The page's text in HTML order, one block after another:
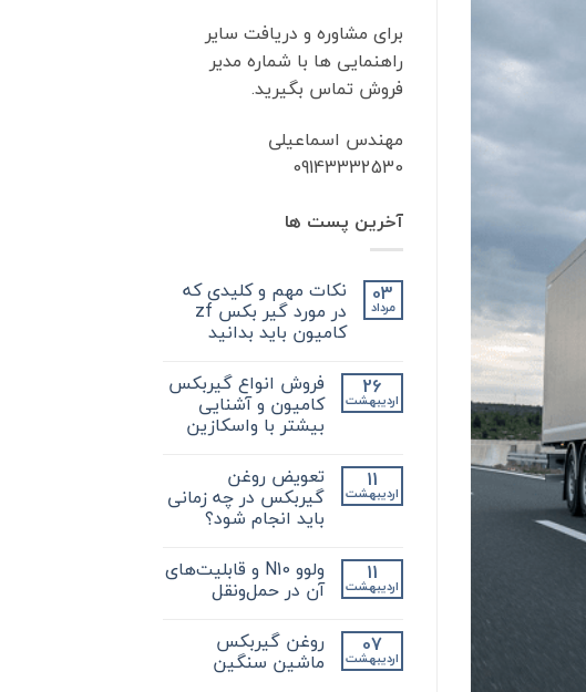
برای مشاوره و دریافت سایر
راهنمایی ها با شماره مدیر
فروش تماس بگیرید.
مهندس اسماعیلی
09143332530
آخرین پست ها
03
مرداد
نکات مهم و کلیدی که
در مورد گیر بکس zf
کامیون باید بدانید
دیدگاهی
نکات
مهم
کلیدی
در
گیر
بکس
باید
بدانید
نشده 26
اردیبهشت
فروش انواع گیربکس
کامیون و آشنایی
بیشتر با واسکازین
برای
فروش
انواع
گیربکس
کامیون
آشنایی
بیشتر
با
واسکازین
ثبت
نشده 11
اردیبهشت
تعویض روغن
گیربکس در چه زمانی
باید انجام شود؟
برای
تعویض
روغن
چه
زمانی
باید
ثبت
نشده 11
اردیبهشت
ولوو N10 و قابلیت‌های
آن در حمل‌ونقل
برای
ولوو
N10
ثبت
نشده 07
اردیبهشت
روغن گیربکس
ماشین سنگین